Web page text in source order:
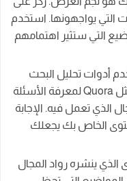
التي يواجهونها. استخدم
التي ستثير اهتمامهم
أدوات تحليل البحث
مثل Google Trends ومواقع مثل Quora لمعرفة الأسئلة
الذي تعمل فيه. الإجابة
الخاص بك يجعلك
الذي ينشره رواد المجال